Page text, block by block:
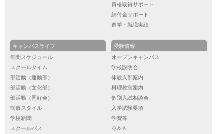
資格取得サポート
納付金サポート
進学・就職実績
キャンパスライフ
年間スケジュール
スクールタイム
部活動（運動部）
部活動（文化部）
部活動（同好会）
制服スタイル
学校新聞
スクールバス
受験情報
オープンキャンパス
学校説明会
体験入部案内
料理教室案内
個別入試相談会
入学試験要項
学費等
Ｑ＆Ａ